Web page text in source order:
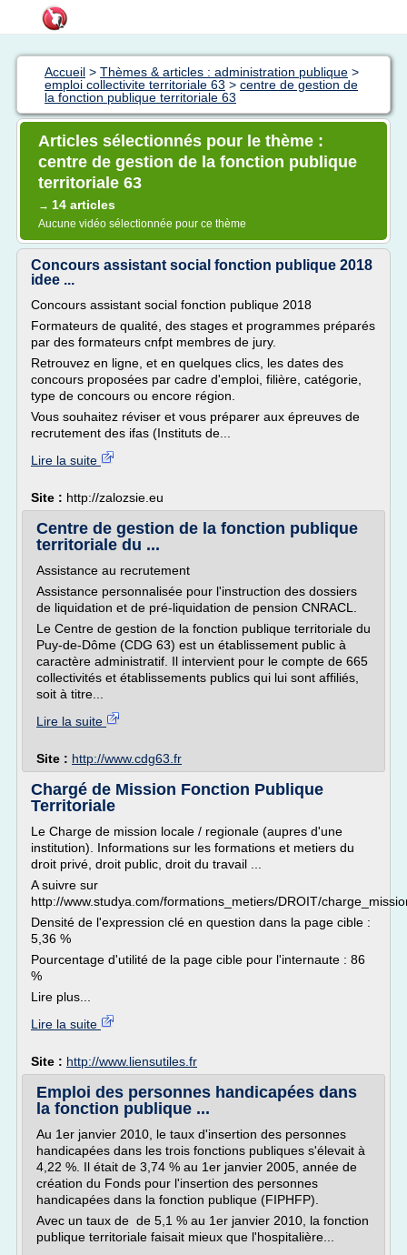
Accueil > Thèmes & articles : administration publique >
emploi collectivite territoriale 63 > centre de gestion de
la fonction publique territoriale 63
Articles sélectionnés pour le thème :
centre de gestion de la fonction publique
territoriale 63
→ 14 articles
Aucune vidéo sélectionnée pour ce thème
Concours assistant social fonction publique 2018
idee ...
Concours assistant social fonction publique 2018
Formateurs de qualité, des stages et programmes préparés
par des formateurs cnfpt membres de jury.
Retrouvez en ligne, et en quelques clics, les dates des
concours proposées par cadre d'emploi, filière, catégorie,
type de concours ou encore région.
Vous souhaitez réviser et vous préparer aux épreuves de
recrutement des ifas (Instituts de...
Lire la suite
Site : http://zalozsie.eu
Centre de gestion de la fonction publique
territoriale du ...
Assistance au recrutement
Assistance personnalisée pour l'instruction des dossiers
de liquidation et de pré-liquidation de pension CNRACL.
Le Centre de gestion de la fonction publique territoriale du
Puy-de-Dôme (CDG 63) est un établissement public à
caractère administratif. Il intervient pour le compte de 665
collectivités et établissements publics qui lui sont affiliés,
soit à titre...
Lire la suite
Site : http://www.cdg63.fr
Chargé de Mission Fonction Publique
Territoriale
Le Charge de mission locale / regionale (aupres d'une
institution). Informations sur les formations et metiers du
droit privé, droit public, droit du travail ...
A suivre sur
http://www.studya.com/formations_metiers/DROIT/
Densité de l'expression clé en question dans la page cible :
5,36 %
Pourcentage d'utilité de la page cible pour l'internaute : 86
%
Lire plus...
Lire la suite
Site : http://www.liensutiles.fr
Emploi des personnes handicapées dans
la fonction publique ...
Au 1er janvier 2010, le taux d'insertion des personnes
handicapées dans les trois fonctions publiques s'élevait à
4,22 %. Il était de 3,74 % au 1er janvier 2005, année de
création du Fonds pour l'insertion des personnes
handicapées dans la fonction publique (FIPHFP).
Avec un taux de de 5,1 % au 1er janvier 2010, la fonction
publique territoriale faisait mieux que l'hospitalière...